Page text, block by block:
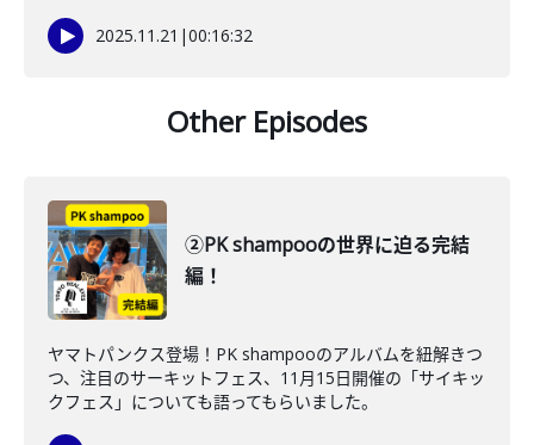
2025.11.21 |00:16:32
Other Episodes
②PK shampooの世界に迫る完結
編！
ヤマトパンクス登場！PK shampooのアルバムを紐解きつ
つ、注目のサーキットフェス、11月15日開催の「サイキッ
クフェス」についても語ってもらいました。